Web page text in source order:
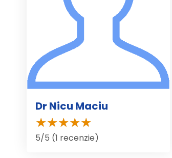
Dr Nicu Maciu
5/5 (1 recenzie)